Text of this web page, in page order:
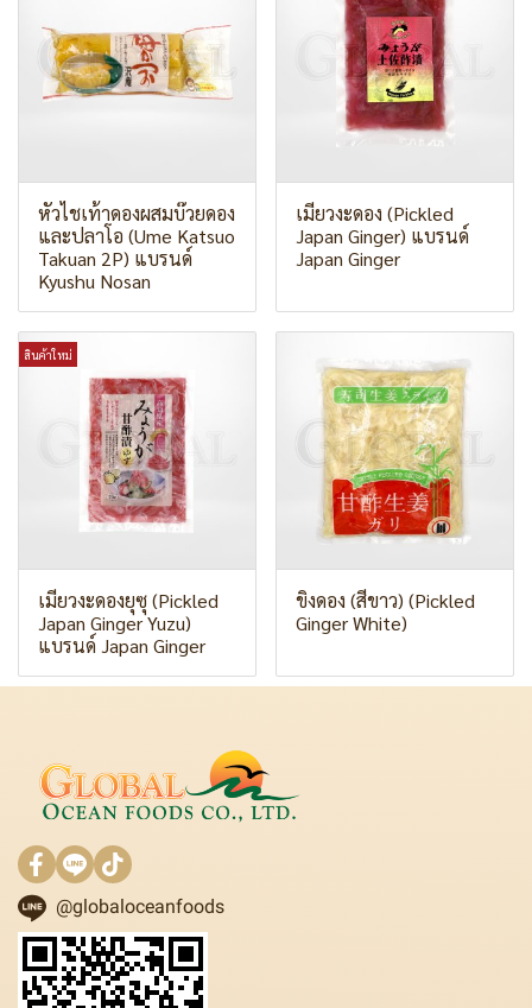
หัวไชเท้าดองผสมบ๊วยดอง
และปลาโอ (Ume Katsuo
Takuan 2P) แบรนด์
Kyushu Nosan
เมียวงะดอง (Pickled
Japan Ginger) แบรนด์
Japan Ginger
สินค้าใหม่
เมียวงะดองยุซุ (Pickled
Japan Ginger Yuzu)
แบรนด์ Japan Ginger
ขิงดอง (สีขาว) (Pickled
Ginger White)
@globaloceanfoods